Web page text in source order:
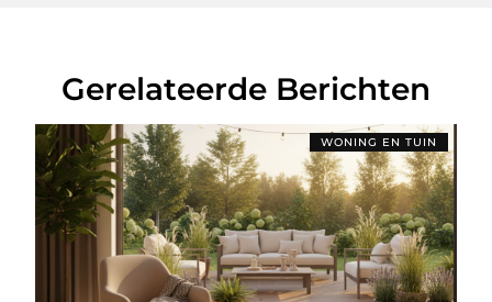
Gerelateerde Berichten
WONING EN TUIN